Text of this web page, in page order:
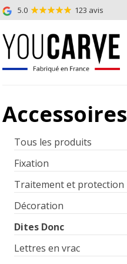
5.0 123 avis
Accessoires
Tous les produits
Fixation
Traitement et protection
Décoration
Dites Donc
Lettres en vrac